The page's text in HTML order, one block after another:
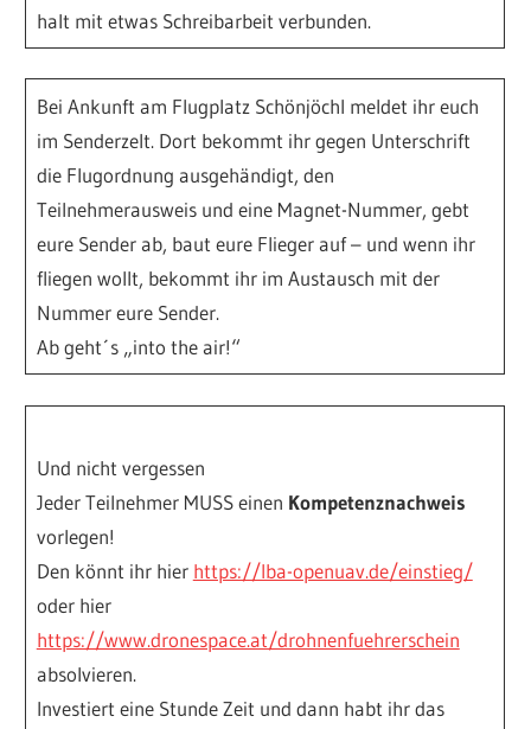
halt mit etwas Schreibarbeit verbunden.
Bei Ankunft am Flugplatz Schönjöchl meldet ihr euch
im Senderzelt. Dort bekommt ihr gegen Unterschrift
die Flugordnung ausgehändigt, den
Teilnehmerausweis und eine Magnet-Nummer, gebt
eure Sender ab, baut eure Flieger auf – und wenn ihr
fliegen wollt, bekommt ihr im Austausch mit der
Nummer eure Sender.
Ab geht´s „into the air!“
Und nicht vergessen
Jeder Teilnehmer MUSS einen Kompetenznachweis
vorlegen!
Den könnt ihr hier https://lba-openuav.de/einstieg/
oder hier
https://www.dronespace.at/drohnenfuehrerschein
absolvieren.
Investiert eine Stunde Zeit und dann habt ihr das